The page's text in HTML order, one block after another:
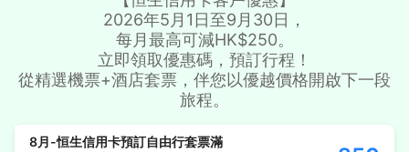
2026年5月1日至9月30日，
每月最高可減HK$250。
立即領取優惠碼，預訂行程！
從精選機票+酒店套票，伴您以優越價格開啟下一段
旅程。
8月-恒生信用卡預訂自由行套票滿